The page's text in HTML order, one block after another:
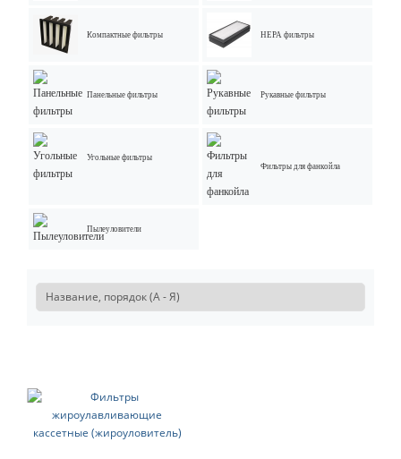
Компактные фильтры НЕРА фильтры
Панельные фильтры Рукавные фильтры
Угольные фильтры
Фильтры для фанкойла
Пылеуловители